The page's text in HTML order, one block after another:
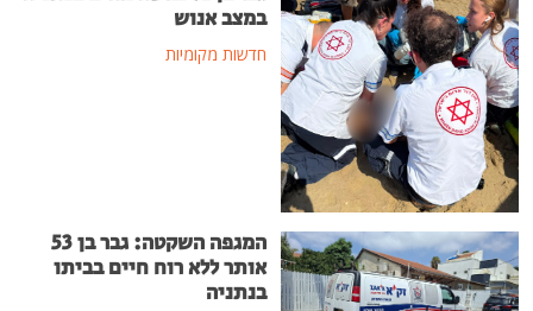
במצב אנוש
חדשות מקומיות
המגפה השקטה: גבר בן 53
אותר ללא רוח חיים בביתו
בנתניה